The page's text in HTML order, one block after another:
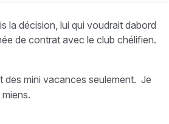
la décision, lui qui voudrait dabord
de contrat avec le club chélifien.
des mini vacances seulement. Je